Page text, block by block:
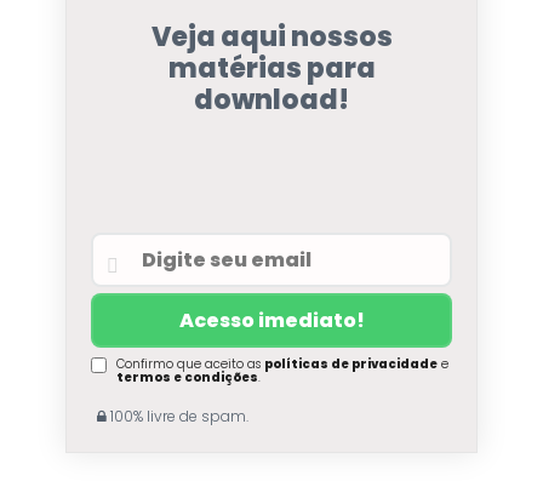
Veja aqui nossos
matérias para
download!
Confirmo que aceito as políticas de privacidadee
termos e condições.
100% livre de spam.